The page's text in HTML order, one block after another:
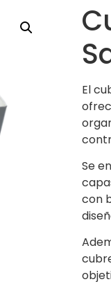
El
Se
con